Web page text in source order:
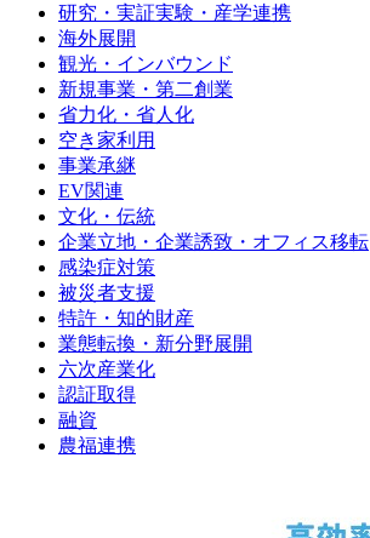
研究・実証実験・産学連携
海外展開
観光・インバウンド
新規事業・第二創業
省力化・省人化
空き家利用
事業承継
EV関連
文化・伝統
企業立地・企業誘致・オフィス移転
感染症対策
被災者支援
特許・知的財産
業態転換・新分野展開
六次産業化
認証取得
融資
農福連携